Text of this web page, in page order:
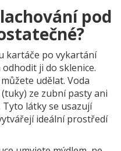
pod
kartáče po vykartání
ji do sklenice.
udělat. Voda
ze zubní pasty ani
látky se usazují
ideální prostředí